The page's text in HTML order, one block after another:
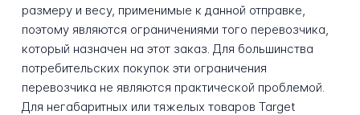
размеру и весу, применимые к данной отправке,
поэтому являются ограничениями того перевозчика,
который назначен на этот заказ. Для большинства
потребительских покупок эти ограничения
перевозчика не являются практической проблемой.
Для негабаритных или тяжелых товаров Target